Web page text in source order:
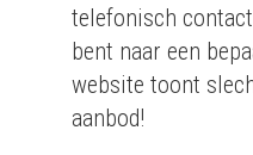
telefonisch
bent naar een
website toont
aanbod!